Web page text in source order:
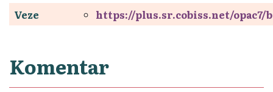
Veze
https://plus.sr.cobiss.net/opac7/
Komentar